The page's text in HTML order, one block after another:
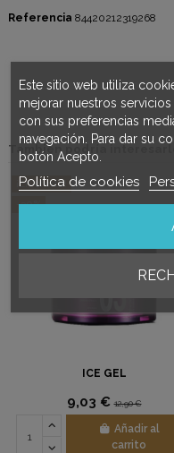
Referencia 84420212319268
También podría interesarle
¡En oferta!
-30%
ICE GEL
9,03 €12,90 €
Añadir al
carrito
Este sitio web utiliza
mejorar nuestros
con sus preferencias
navegación. Para dar su
botón Acepto.
Política de cookies